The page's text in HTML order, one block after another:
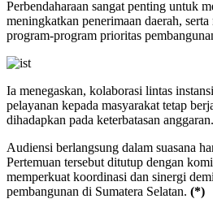
Perbendaharaan sangat penting untuk
meningkatkan penerimaan daerah,
program-program prioritas
Ia menegaskan, kolaborasi lintas
pelayanan kepada masyarakat tetap
dihadapkan pada keterbatasan anggaran.
Audiensi berlangsung dalam suasana
Pertemuan tersebut ditutup dengan
memperkuat koordinasi dan sinergi
pembangunan di Sumatera Selatan. (*)